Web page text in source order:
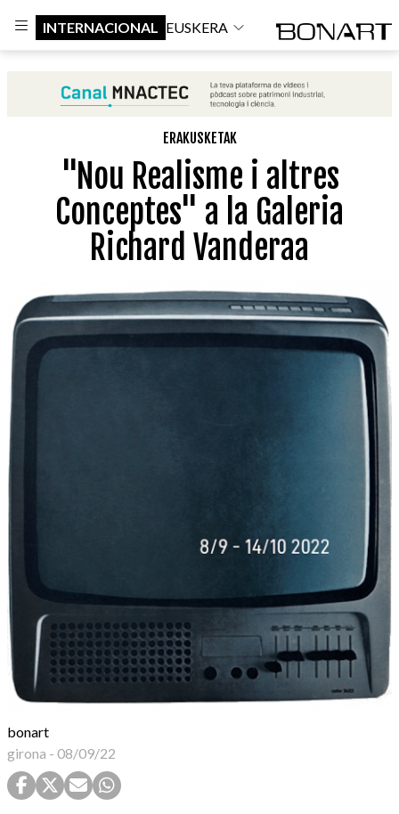
INTERNACIONAL EUSKERA
ERAKUSKETAK
"Nou Realisme i altres
Conceptes" a la Galeria
Richard Vanderaa
bonart
girona - 08/09/22